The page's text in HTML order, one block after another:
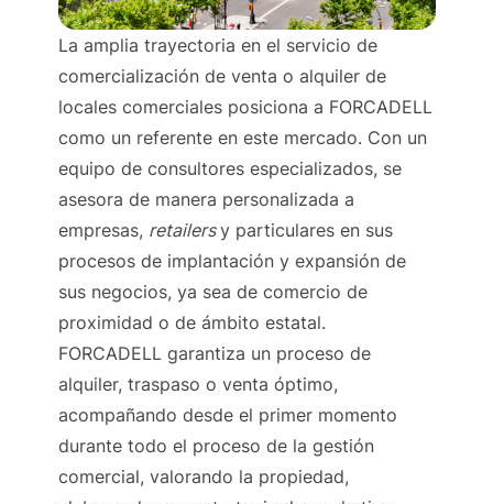
La amplia trayectoria en el servicio de
comercialización de venta o alquiler de
locales comerciales posiciona a FORCADELL
como un referente en este mercado. Con un
equipo de consultores especializados, se
asesora de manera personalizada a
empresas, retailersy particulares en sus
procesos de implantación y expansión de
sus negocios, ya sea de comercio de
proximidad o de ámbito estatal.
FORCADELL garantiza un proceso de
alquiler, traspaso o venta óptimo,
acompañando desde el primer momento
durante todo el proceso de la gestión
comercial, valorando la propiedad,